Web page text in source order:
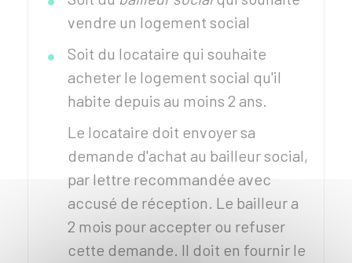
vendre un logement social
Soit du locataire qui souhaite
acheter le logement social qu'il
habite depuis au moins 2 ans.
Le locataire doit envoyer sa
demande d'achat au bailleur social,
par lettre recommandée avec
accusé de réception. Le bailleur a
2 mois pour accepter ou refuser
cette demande. Il doit en fournir le